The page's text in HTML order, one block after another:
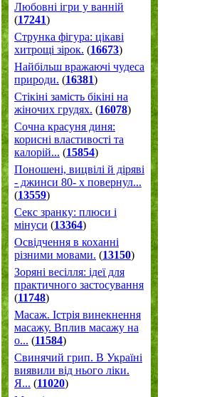
Любовні ігри у ванній
(17241)
Струнка фігура: цікаві
хитрощі зірок. (16673)
Найбільш вражаючі чудеса
природи. (16381)
Стікіні замість бікіні на
жіночих грудях. (16078)
Сочна красуня диня:
корисні властивості та
калорій... (15854)
Поношені, вицвілі й діряві
- джинси 80- х повернул...
(13559)
Секс зранку: плюси і
мінуси (13364)
Освідчення в коханні
різними мовами. (13150)
Зоряні весілля: ідеї для
практичного застосування
(11748)
Масаж. Істрія винекнення
масажу. Вплив масажу на
о... (11584)
Свинячий грип. В Україні
виявили від нього ліки.
Я... (11020)